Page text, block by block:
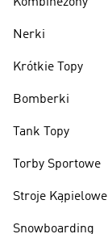
Nerki
Krótkie Topy
Bomberki
Tank Topy
Torby Sportowe
Stroje Kąpielowe
Snowboarding